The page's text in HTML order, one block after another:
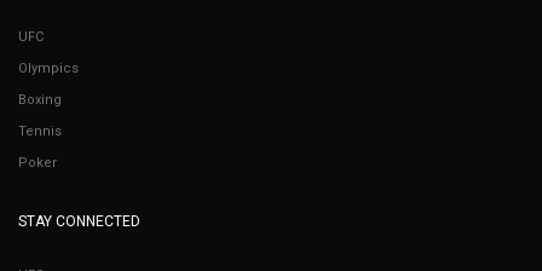
UFC
Olympics
Boxing
Tennis
Poker
STAY CONNECTED